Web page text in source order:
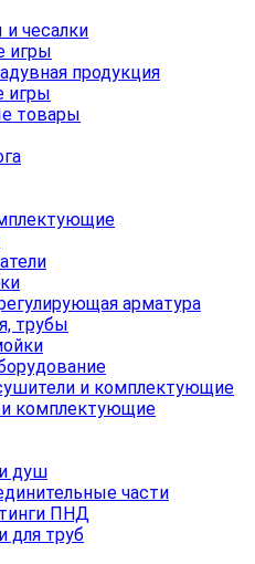
чесалки
игры
продукция
игры
товары
арматура
трубы
и комплектующие
комплектующие
душ
части
ПНД
для труб